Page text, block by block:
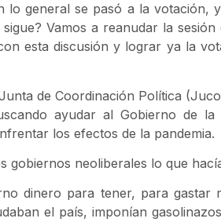
lo general se pasó a la votación,
Vamos a reanudar la sesión
esta discusión y lograr ya la
de Coordinación Política
ayudar al Gobierno de la
los efectos de la pandemia.
gobiernos neoliberales lo que
dinero para tener, para
el país, imponían